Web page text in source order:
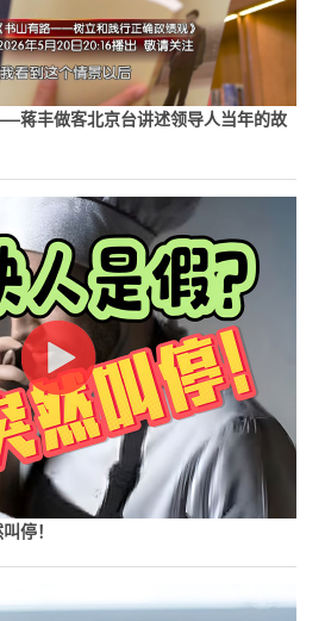
蒋丰做客北京台讲述领导人当年的故
停！